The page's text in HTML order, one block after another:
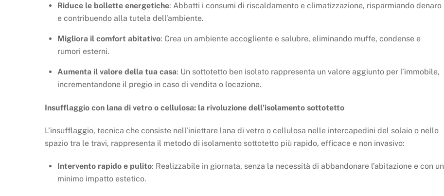
Riduce le bollette energetiche: Abbatti i consumi di riscaldamento e climatizzazione, risparmiando denaro
e contribuendo alla tutela dell’ambiente.
Migliora il comfort abitativo: Crea un ambiente accogliente e salubre, eliminando muffe, condense e
rumori esterni.
Aumenta il valore della tua casa: Un sottotetto ben isolato rappresenta un valore aggiunto per l’immobile,
incrementandone il pregio in caso di vendita o locazione.
Insufflaggio con lana di vetro o cellulosa: la rivoluzione dell’isolamento sottotetto
L’insufflaggio, tecnica che consiste nell’iniettare lana di vetro o cellulosa nelle intercapedini del solaio o nello
spazio tra le travi, rappresenta il metodo di isolamento sottotetto più rapido, efficace e non invasivo:
Intervento rapido e pulito: Realizzabile in giornata, senza la necessità di abbandonare l’abitazione e con un
minimo impatto estetico.